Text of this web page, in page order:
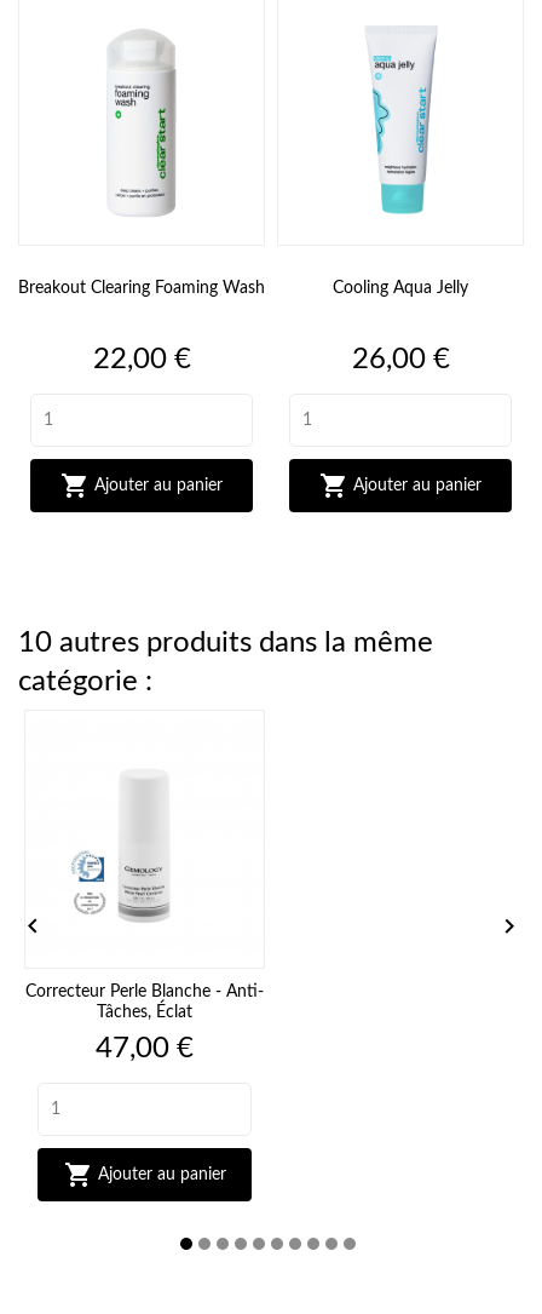
Breakout Clearing Foaming Wash
Prix
22,00 €
 Ajouter au panier
Cooling Aqua Jelly
Prix
26,00 €
 Ajouter au panier
10 autres produits dans la même
catégorie :
Correcteur Perle Blanche - Anti-
Tâches, Éclat
Prix
47,00 €
 Ajouter au panier
 